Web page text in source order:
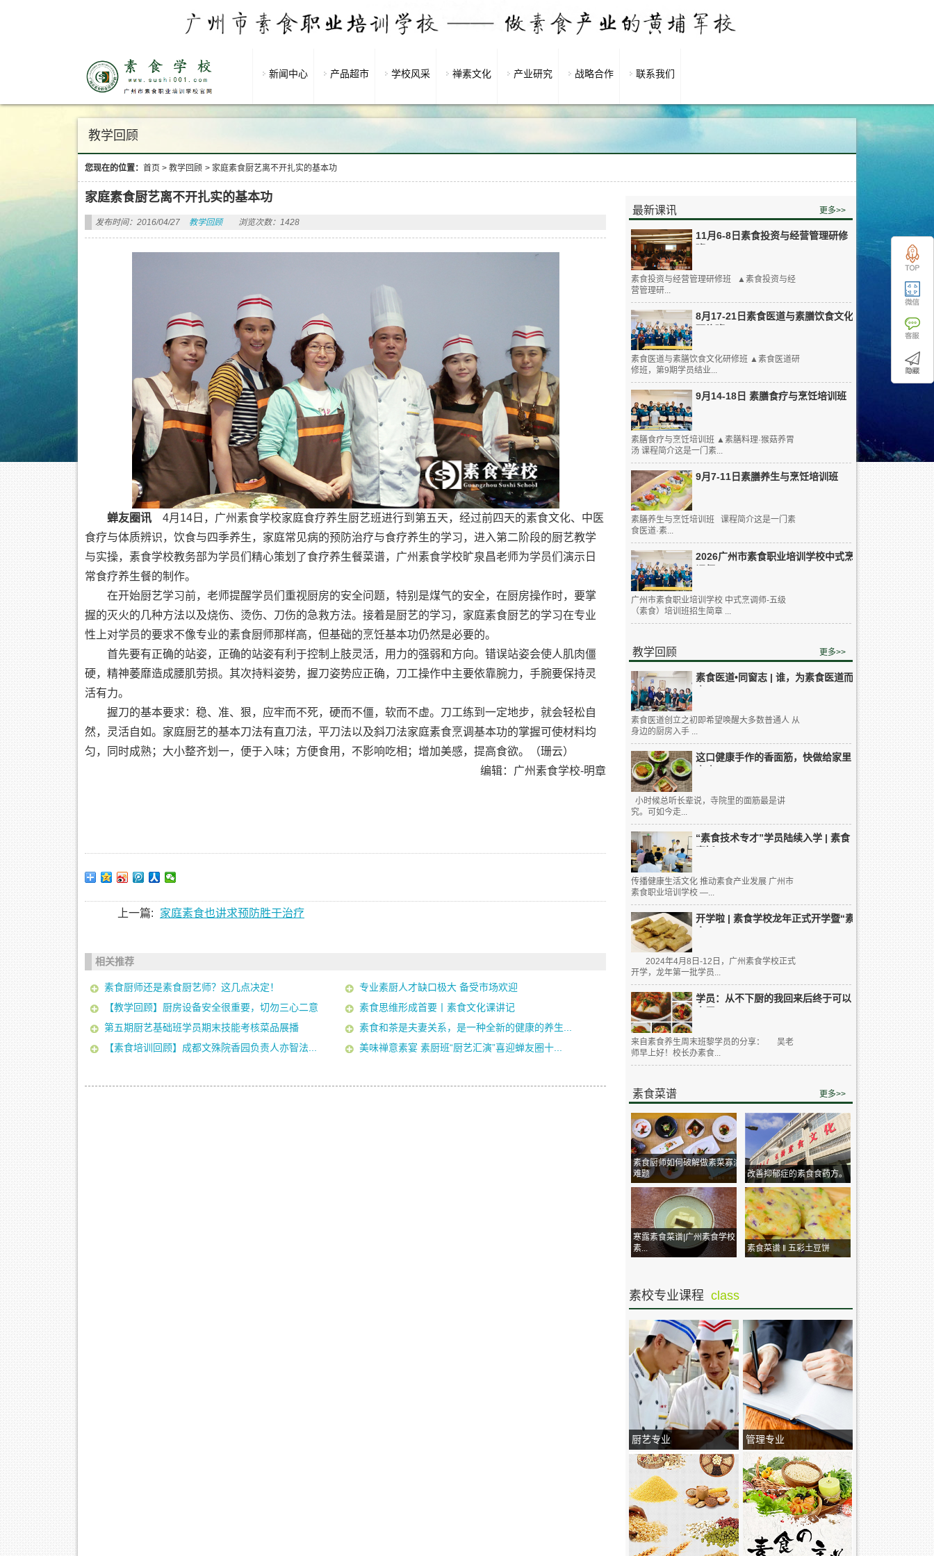
新闻中心 产品超市 学校风采 禅素文化 产业研究 战略合作 联系我们
教学回顾
您现在的位置： 首页 > 教学回顾 > 家庭素食厨艺离不开扎实的基本功
最新课讯 更多>>
11月6-8日素食投资与经营管理研修
素食投资与经营管理研修班 ▲素食投资与经
营管理研...
8月17-21日素食医道与素膳饮食文化
研修班
素食医道与素膳饮食文化研修班 ▲素食医道研
修班，第9期学员结业...
9月14-18日 素膳食疗与烹饪培训班
素膳食疗与烹饪培训班 ▲素膳料理·猴菇养胃
汤 课程简介这是一门素...
9月7-11日素膳养生与烹饪培训班
素膳养生与烹饪培训班 课程简介这是一门素
食医道·素...
2026广州市素食职业培训学校中式烹
广州市素食职业培训学校 中式烹调师-五级
（素食）培训班招生简章 ...
教学回顾 更多>>
素食医道•同窗志 | 谁，为素食医道而
素食医道创立之初即希望唤醒大多数普通人 从
身边的厨房入手 ...
这口健康手作的香面筋，快做给家里
小时候总听长辈说，寺院里的面筋最是讲
究。可如今走...
“素食技术专才”学员陆续入学 | 素食
传播健康生活文化 推动素食产业发展 广州市
素食职业培训学校 —...
开学啦 | 素食学校龙年正式开学暨“素
食...
2024年4月8日-12日，广州素食学校正式
开学，龙年第一批学员...
学员：从不下厨的我回来后终于可以
来自素食养生周末班黎学员的分享： 吴老
师早上好！校长办素食...
素食菜谱 更多>>
素食厨师如何破解做素菜寡淡
难题
改善抑郁症的素食食药方。
寒露素食菜谱|广州素食学校
素...
素食菜谱 ‖ 五彩土豆饼
素校专业课程 class
厨艺专业 管理专业
家庭素食厨艺离不开扎实的基本功
发布时间：2016/04/27 教学回顾 浏览次数：1428
蝉友圈讯 4月14日，广州素食学校家庭食疗养生厨艺班进行到第五天，经过前四天的素食文化、中医
食疗与体质辨识，饮食与四季养生，家庭常见病的预防治疗与食疗养生的学习，进入第二阶段的厨艺教学
与实操，素食学校教务部为学员们精心策划了食疗养生餐菜谱，广州素食学校旷泉昌老师为学员们演示日
常食疗养生餐的制作。
在开始厨艺学习前，老师提醒学员们重视厨房的安全问题，特别是煤气的安全，在厨房操作时，要掌
握的灭火的几种方法以及烧伤、烫伤、刀伤的急救方法。接着是厨艺的学习，家庭素食厨艺的学习在专业
性上对学员的要求不像专业的素食厨师那样高，但基础的烹饪基本功仍然是必要的。
首先要有正确的站姿，正确的站姿有利于控制上肢灵活，用力的强弱和方向。错误站姿会使人肌肉僵
硬，精神萎靡造成腰肌劳损。其次持料姿势，握刀姿势应正确，刀工操作中主要依靠腕力，手腕要保持灵
活有力。
握刀的基本要求：稳、准、狠，应牢而不死，硬而不僵，软而不虚。刀工练到一定地步，就会轻松自
然，灵活自如。家庭厨艺的基本刀法有直刀法，平刀法以及斜刀法家庭素食烹调基本功的掌握可使材料均
匀，同时成熟；大小整齐划一，便于入味；方便食用，不影响吃相；增加美感，提高食欲。（珊云）
编辑：广州素食学校-明章
上一篇: 家庭素食也讲求预防胜于治疗
相关推荐
素食厨师还是素食厨艺师？这几点决定！
专业素厨人才缺口极大 备受市场欢迎
【教学回顾】厨房设备安全很重要，切勿三心二意
素食思维形成首要丨素食文化课讲记
第五期厨艺基础班学员期末技能考核菜品展播
素食和茶是夫妻关系，是一种全新的健康的养生...
【素食培训回顾】成都文殊院香园负责人亦智法...
美味禅意素宴 素厨班“厨艺汇演”喜迎蝉友圈十...